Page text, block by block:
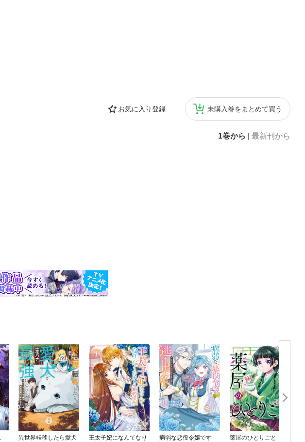
お気に入り登録 未購入巻をまとめて買う
1巻から 最新刊から
異世界転移したら愛犬
王太子妃になんてなり
病弱な悪役令嬢です
薬屋のひとりごと